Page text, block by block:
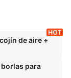
de aire +
para